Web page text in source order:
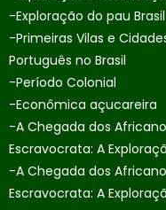
-Exploração do pau Brasil
-Primeiras Vilas e
Português no Brasil
-Período Colonial
-Econômica açucareira
-A Chegada dos
Escravocrata: A
-A Chegada dos
Escravocrata: A